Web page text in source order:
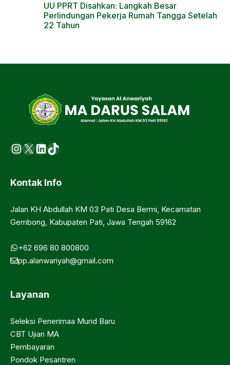
UU PPRT Disahkan: Langkah Besar
Perlindungan Pekerja Rumah Tangga Setelah
22 Tahun
Instagram
X LinkedIn
https://www.tiktok.com/
Kontak Info
Jalan KH Abdullah KM 03 Pati Desa Bermi, Kecamatan
Gembong, Kabupaten Pati, Jawa Tengah 59162
+62 696 80 800800
pp.alanwariyah@gmail.com
Layanan
Seleksi Penerimaa Murid Baru
CBT Ujian MA
Pembayaran
Pondok Pesantren